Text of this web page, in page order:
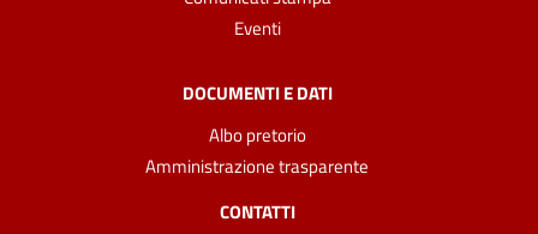
Eventi
DOCUMENTI E DATI
Albo pretorio
Amministrazione trasparente
CONTATTI